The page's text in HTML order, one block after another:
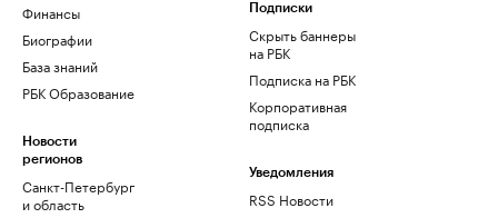
Финансы
Биографии
База знаний
РБК Образование
Новости
регионов
Санкт-Петербург
и область
Подписки
Скрыть баннеры
на РБК
Подписка на РБК
Корпоративная
подписка
Уведомления
RSS Новости